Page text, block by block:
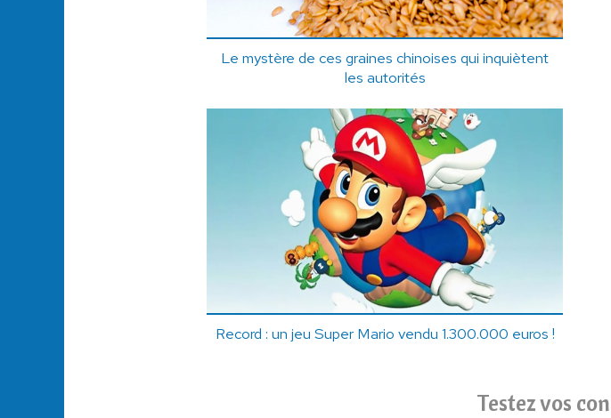
Le mystère de ces graines chinoises qui inquiètent
les autorités
Record : un jeu Super Mario vendu 1.300.000 euros !
Testez vos